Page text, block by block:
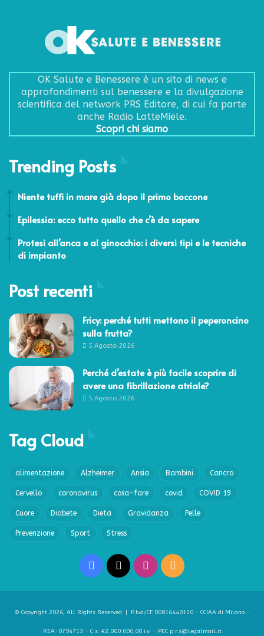
OK Salute e Benessere è un sito di news e
approfondimenti sul benessere e la divulgazione
scientifica del network PRS Editore, di cui fa parte
anche Radio LatteMiele.
Scopri chi siamo
Trending Posts
Niente tuffi in mare già dopo il primo boccone
Epilessia: ecco tutto quello che c’è da sapere
Protesi all’anca e al ginocchio: i diversi tipi e le tecniche
di impianto
Post recenti
Fricy: perché tutti mettono il peperoncino
sulla frutta?
5 Agosto 2026
Perché d’estate è più facile scoprire di
avere una fibrillazione atriale?
5 Agosto 2026
Tag Cloud
alimentazione Alzheimer Ansia Bambini Cancro
Cervello coronavirus cosa-fare covid COVID 19
Cuore Diabete Dieta Gravidanza Pelle
Prevenzione Sport Stress
Facebook Instagram
RSS
© Copyright 2026, All Rights Reserved | P.Iva/CF 00816440150 - CCIAA di Milano -
REA-0794713 - C.s. €2.000.000,00 i.v. - PEC p.r.s@legalmail.it